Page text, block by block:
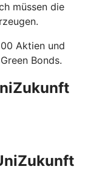
müssen die
Aktien und
Bonds.